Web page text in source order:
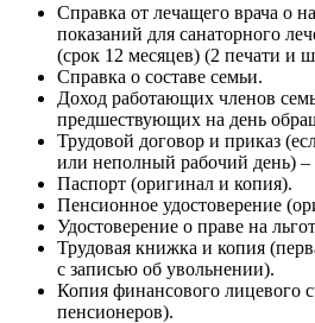
Справка от лечащего врача о
показаний для санаторного
(срок 12 месяцев) (2 печати и
Справка о составе семьи.
Доход работающих членов
предшествующих на день
Трудовой договор и приказ
или неполный рабочий день) –
Паспорт (оригинал и копия).
Пенсионное удостоверение
Удостоверение о праве на
Трудовая книжка и копия
с записью об увольнении).
Копия финансового лицевого
пенсионеров).